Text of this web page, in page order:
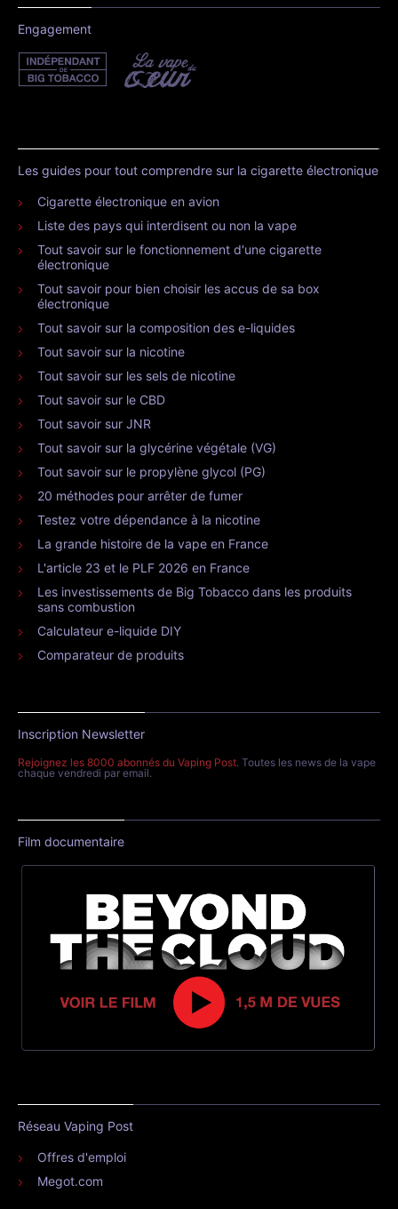
Engagement
Les guides pour tout comprendre sur la cigarette électronique
Cigarette électronique en avion
Liste des pays qui interdisent ou non la vape
Tout savoir sur le fonctionnement d'une cigarette
électronique
Tout savoir pour bien choisir les accus de sa box
électronique
Tout savoir sur la composition des e-liquides
Tout savoir sur la nicotine
Tout savoir sur les sels de nicotine
Tout savoir sur le CBD
Tout savoir sur JNR
Tout savoir sur la glycérine végétale (VG)
Tout savoir sur le propylène glycol (PG)
20 méthodes pour arrêter de fumer
Testez votre dépendance à la nicotine
La grande histoire de la vape en France
L'article 23 et le PLF 2026 en France
Les investissements de Big Tobacco dans les produits
sans combustion
Calculateur e-liquide DIY
Comparateur de produits
Inscription Newsletter
Rejoignez les 8000 abonnés du Vaping Post. Toutes les news de la vape
chaque vendredi par email.
Film documentaire
Réseau Vaping Post
Offres d'emploi
Megot.com